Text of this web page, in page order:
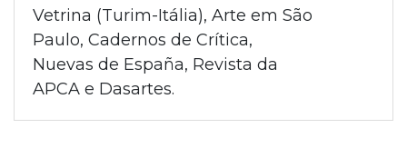
Vetrina (Turim-Itália), Arte em São
Paulo, Cadernos de Crítica,
Nuevas de España, Revista da
APCA e Dasartes.